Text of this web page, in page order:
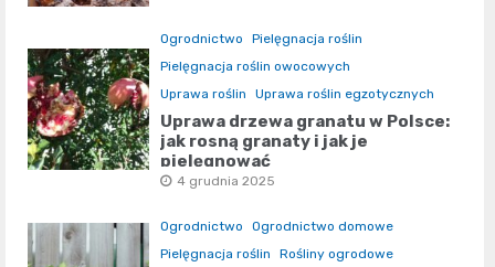
Ogrodnictwo
Pielęgnacja roślin
Pielęgnacja roślin owocowych
Uprawa roślin
Uprawa roślin egzotycznych
Uprawa drzewa granatu w Polsce:
jak rosną granaty i jak je
pielęgnować
4 grudnia 2025
Ogrodnictwo
Ogrodnictwo domowe
Pielęgnacja roślin
Rośliny ogrodowe